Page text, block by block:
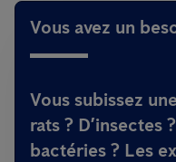
Vous avez un
Vous subissez
rats ? D’insectes
bactéries ? Les